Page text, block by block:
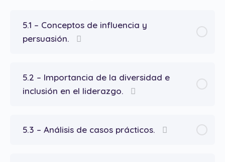
5.1 – Conceptos de influencia y
persuasión.
5.2 – Importancia de la diversidad e
inclusión en el liderazgo.
5.3 – Análisis de casos prácticos.